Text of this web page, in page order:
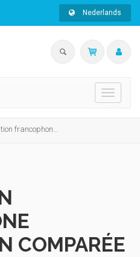
Nederlands
Toggle
d'Éducation comparée
COMPARÉE